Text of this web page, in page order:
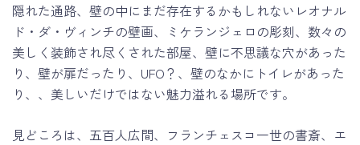
隠れた通路、壁の中にまだ存在するかもしれないレオナル
ド・ダ・ヴィンチの壁画、ミケランジェロの彫刻、数々の
美しく装飾され尽くされた部屋、壁に不思議な穴があった
り、壁が扉だったり、UFO？、壁のなかにトイレがあった
り、、美しいだけではない魅力溢れる場所です。
見どころは、五百人広間、フランチェスコ一世の書斎、エ